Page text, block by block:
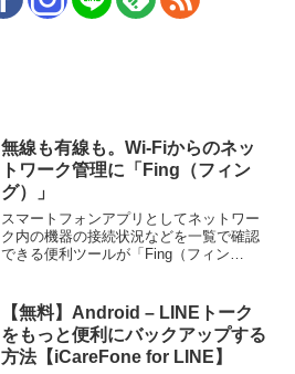
無線も有線も。Wi-Fiからのネッ
トワーク管理に「Fing（フィン
グ）」
スマートフォンアプリとしてネットワー
ク内の機器の接続状況などを一覧で確認
できる便利ツールが「Fing（フィン
ーク内を網羅できるので、不正なWi-F...
【無料】Android – LINEトーク
をもっと便利にバックアップする
方法【iCareFone for LINE】